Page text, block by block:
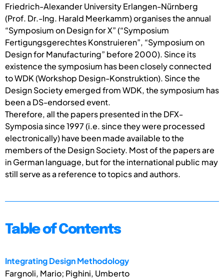
Friedrich-Alexander University Erlangen-Nürnberg
(Prof. Dr.-Ing. Harald Meerkamm) organises the annual
“Symposium on Design for X” (“Symposium
Fertigungsgerechtes Konstruieren”, “Symposium on
Design for Manufacturing” before 2000). Since its
existence the symposium has been closely connected
to WDK (Workshop Design-Konstruktion). Since the
Design Society emerged from WDK, the symposium has
been a DS-endorsed event.
Therefore, all the papers presented in the DFX-
Symposia since 1997 (i.e. since they were processed
electronically) have been made available to the
members of the Design Society. Most of the papers are
in German language, but for the international public may
still serve as a reference to topics and authors.
Table of Contents
Integrating Design Methodology
Fargnoli, Mario; Pighini, Umberto